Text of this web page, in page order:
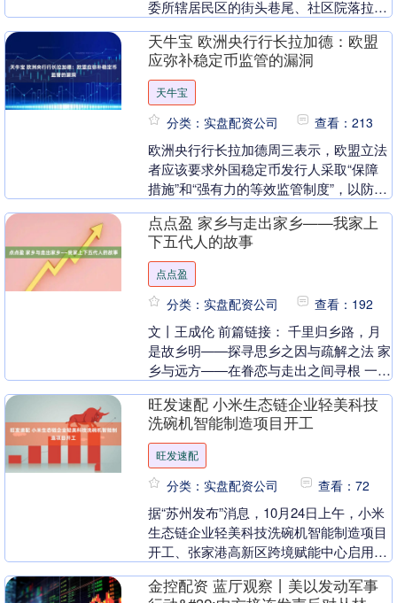
委所辖居民区的街头巷尾、社区院落拉开
部、机关事业干....
天牛宝 欧洲央行行长拉加德：欧盟
应弥补稳定币监管的漏洞
天牛宝
分类：实盘配资公司 查看：213
欧洲央行行长拉加德周三表示，欧盟立法
者应该要求外国稳定币发行人采取“保障
措施”和“强有力的等效监管制度”，以防止
监管会议上表....
点点盈 家乡与走出家乡——我家上
下五代人的故事
点点盈
分类：实盘配资公司 查看：192
文丨王成伦 前篇链接： 千里归乡路，月
是故乡明——探寻思乡之因与疏解之法 家
乡与远方——在眷恋与走出之间寻根 一、
70里的王....
旺发速配 小米生态链企业轻美科技
洗碗机智能制造项目开工
旺发速配
分类：实盘配资公司 查看：72
据“苏州发布”消息，10月24日上午，小米
生态链企业轻美科技洗碗机智能制造项目
开工、张家港高新区跨境赋能中心启用及
制造项目签....
金控配资 蓝厅观察丨美以发动军事